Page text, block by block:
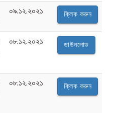
০৯.১২.২০২১ ক্লিক করুন
০৮.১২.২০২১ ডাউনলোড
০৮.১২.২০২১ ক্লিক করুন